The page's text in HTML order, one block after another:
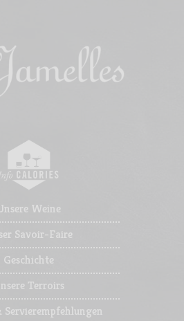
Weine
Savoir-Faire
Geschichte
Terroirs
Servierempfehlungen